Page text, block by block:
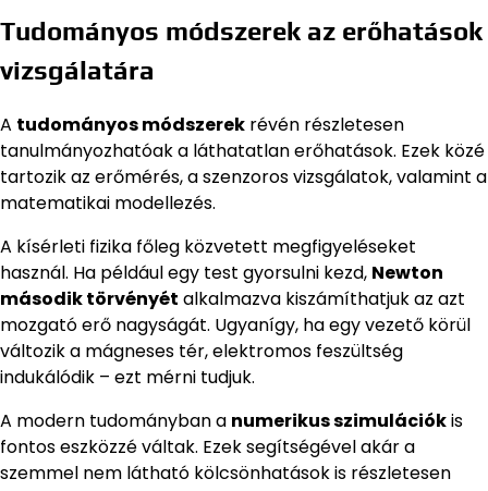
Tudományos módszerek az erőhatások
vizsgálatára
A tudományos módszerek révén részletesen
tanulmányozhatóak a láthatatlan erőhatások. Ezek közé
tartozik az erőmérés, a szenzoros vizsgálatok, valamint a
matematikai modellezés.
A kísérleti fizika főleg közvetett megfigyeléseket
használ. Ha például egy test gyorsulni kezd, Newton
második törvényét alkalmazva kiszámíthatjuk az azt
mozgató erő nagyságát. Ugyanígy, ha egy vezető körül
változik a mágneses tér, elektromos feszültség
indukálódik – ezt mérni tudjuk.
A modern tudományban a numerikus szimulációkis
fontos eszközzé váltak. Ezek segítségével akár a
szemmel nem látható kölcsönhatások is részletesen